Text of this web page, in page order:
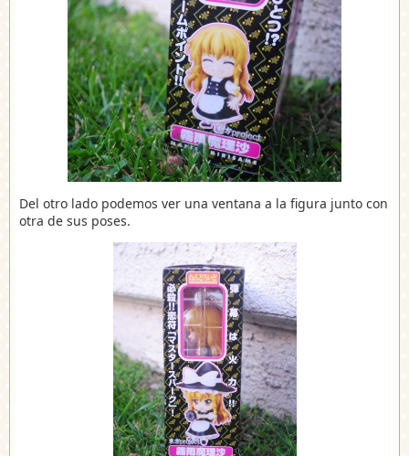
Del otro lado podemos ver una ventana a la figura junto con
otra de sus poses.